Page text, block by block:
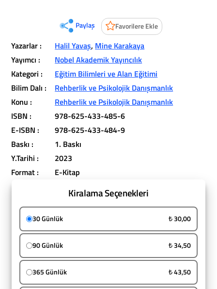
Paylaş Favorilere Ekle
Yazarlar : Halil Yavaş, Mine Karakaya
Yayımcı :
Nobel Akademik Yayıncılık
Kategori :
Eğitim Bilimleri ve Alan Eğitimi
Bilim Dalı :
Rehberlik ve Psikolojik Danışmanlık
Konu :
Rehberlik ve Psikolojik Danışmanlık
ISBN :
978-625-433-485-6
E-ISBN :
978-625-433-484-9
Baskı :
1. Baskı
Y.Tarihi :
2023
Format :
E-Kitap
Kiralama Seçenekleri
30 Günlük ₺ 30,00
90 Günlük ₺ 34,50
365 Günlük ₺ 43,50